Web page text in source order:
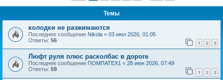
Темы
колодки не разжимаются
Последнее сообщение Nikola « 03 июл 2026, 01:05
Ответы: 56 1 2 3
Люфт руля плюс расколбас в дороге
Последнее сообщение ПОМПАТЕХ1 « 28 июн 2026, 07:49
Ответы: 59 1 2 3